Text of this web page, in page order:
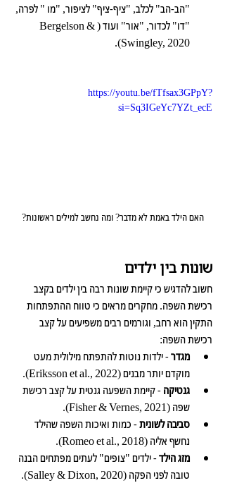
"הב-הב" לכלב, "ציף-ציף" לציפור, "מו " לפרה,
"דו" לכדור, "אור" ועוד (Bergelson &
Swingley, 2020).
https://youtu.be/fTfsax3GPpY?
si=Sq3IGeYc7YZt_ecE
האם הילד באמת לא מדבר? ומה נחשב למילים ראשונות?
שונות בין ילדים
חשוב להדגיש כי קיימת שונות רבה בין ילדים בקצב
רכישת השפה. מחקרים מראים כי טווח ההתפתחות
התקין הוא רחב, וגורמים רבים משפיעים על קצב
רכישת השפה:
מגדר - ילדות נוטות להתפתח מילולית מעט
מוקדם יותר מבנים (Eriksson et al., 2022).
גנטיקה - קיימת השפעה גנטית על קצב רכישת
שפה (Fisher & Vernes, 2021).
סביבה לשונית - כמות ואיכות השפה שהילד
נחשף אליה (Romeo et al., 2018).
מזג הילד - ילדים "צופים" לעתים מפתחים הבנה
טובה לפני הפקה (Salley & Dixon, 2020).